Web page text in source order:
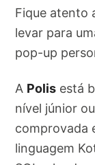
Fique atento
levar para
pop-up
A Polis está
nível júnior
comprovada
linguagem